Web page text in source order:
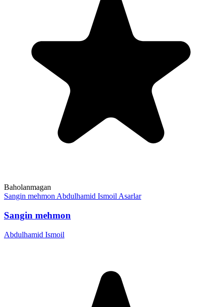
Baholanmagan
Sangin mehmonAbdulhamid IsmoilAsarlar
Sangin mehmon
Abdulhamid Ismoil